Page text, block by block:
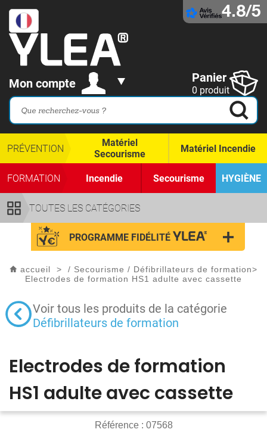
4.8/5
Mon compte Panier
0 produit
TOUTES LES CATÉGORIES
PRÉVENTION
Matériel
Secourisme
Matériel Incendie
FORMATION Incendie Secourisme HYGIÈNE
PROGRAMME FIDÉLITÉ
accueil > / Secourisme / Défibrillateurs de formation>
Electrodes de formation HS1 adulte avec cassette
Voir tous les produits de la catégorie
Défibrillateurs de formation
Electrodes de formation
HS1 adulte avec cassette
Référence : 07568